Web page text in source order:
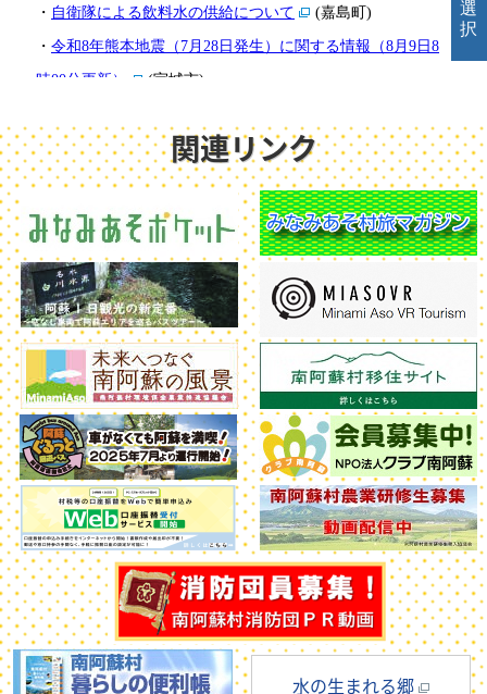
関連リンク
水の生まれる郷